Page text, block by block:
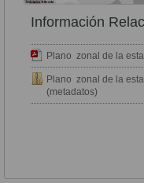
Información
Plano zonal de la
Plano zonal de la
(metadatos)